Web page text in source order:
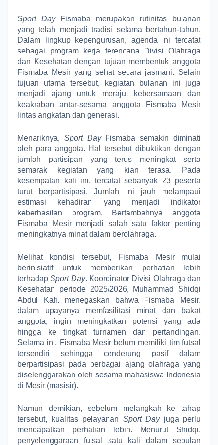
Sport DayFismaba merupakan rutinitas bulanan
yang telah menjadi tradisi selama bertahun-tahun.
Dalam lingkup kepengurusan, agenda ini tercatat
sebagai program kerja terencana Divisi Olahraga
dan Kesehatan dengan tujuan membentuk anggota
Fismaba Mesir yang sehat secara jasmani. Selain
tujuan utama tersebut, kegiatan bulanan ini juga
menjadi ajang untuk merajut kebersamaan dan
keakraban antar-sesama anggota Fismaba Mesir
lintas angkatan dan generasi.
Menariknya, Sport DayFismaba semakin diminati
oleh para anggota. Hal tersebut dibuktikan dengan
jumlah partisipan yang terus meningkat serta
semarak kegiatan yang kian terasa. Pada
kesempatan kali ini, tercatat sebanyak 23 peserta
turut berpartisipasi. Jumlah ini jauh melampaui
estimasi kehadiran yang menjadi indikator
keberhasilan program. Bertambahnya anggota
Fismaba Mesir menjadi salah satu faktor penting
meningkatnya minat dalam berolahraga.
Melihat kondisi tersebut, Fismaba Mesir mulai
berinisiatif untuk memberikan perhatian lebih
terhadapSport Day. Koordinator Divisi Olahraga dan
Kesehatan periode 2025/2026, Muhammad Shidqi
Abdul Kafi, menegaskan bahwa Fismaba Mesir,
dalam upayanya memfasilitasi minat dan bakat
anggota, ingin meningkatkan potensi yang ada
hingga ke tingkat turnamen dan pertandingan.
Selama ini, Fismaba Mesir belum memiliki tim futsal
tersendiri sehingga cenderung pasif dalam
berpartisipasi pada berbagai ajang olahraga yang
diselenggarakan oleh sesama mahasiswa Indonesia
di Mesir (masisir).
Namun demikian, sebelum melangkah ke tahap
tersebut, kualitas pelayanan Sport Dayjuga perlu
mendapatkan perhatian lebih. Menurut Shidqi,
penyelenggaraan futsal satu kali dalam sebulan